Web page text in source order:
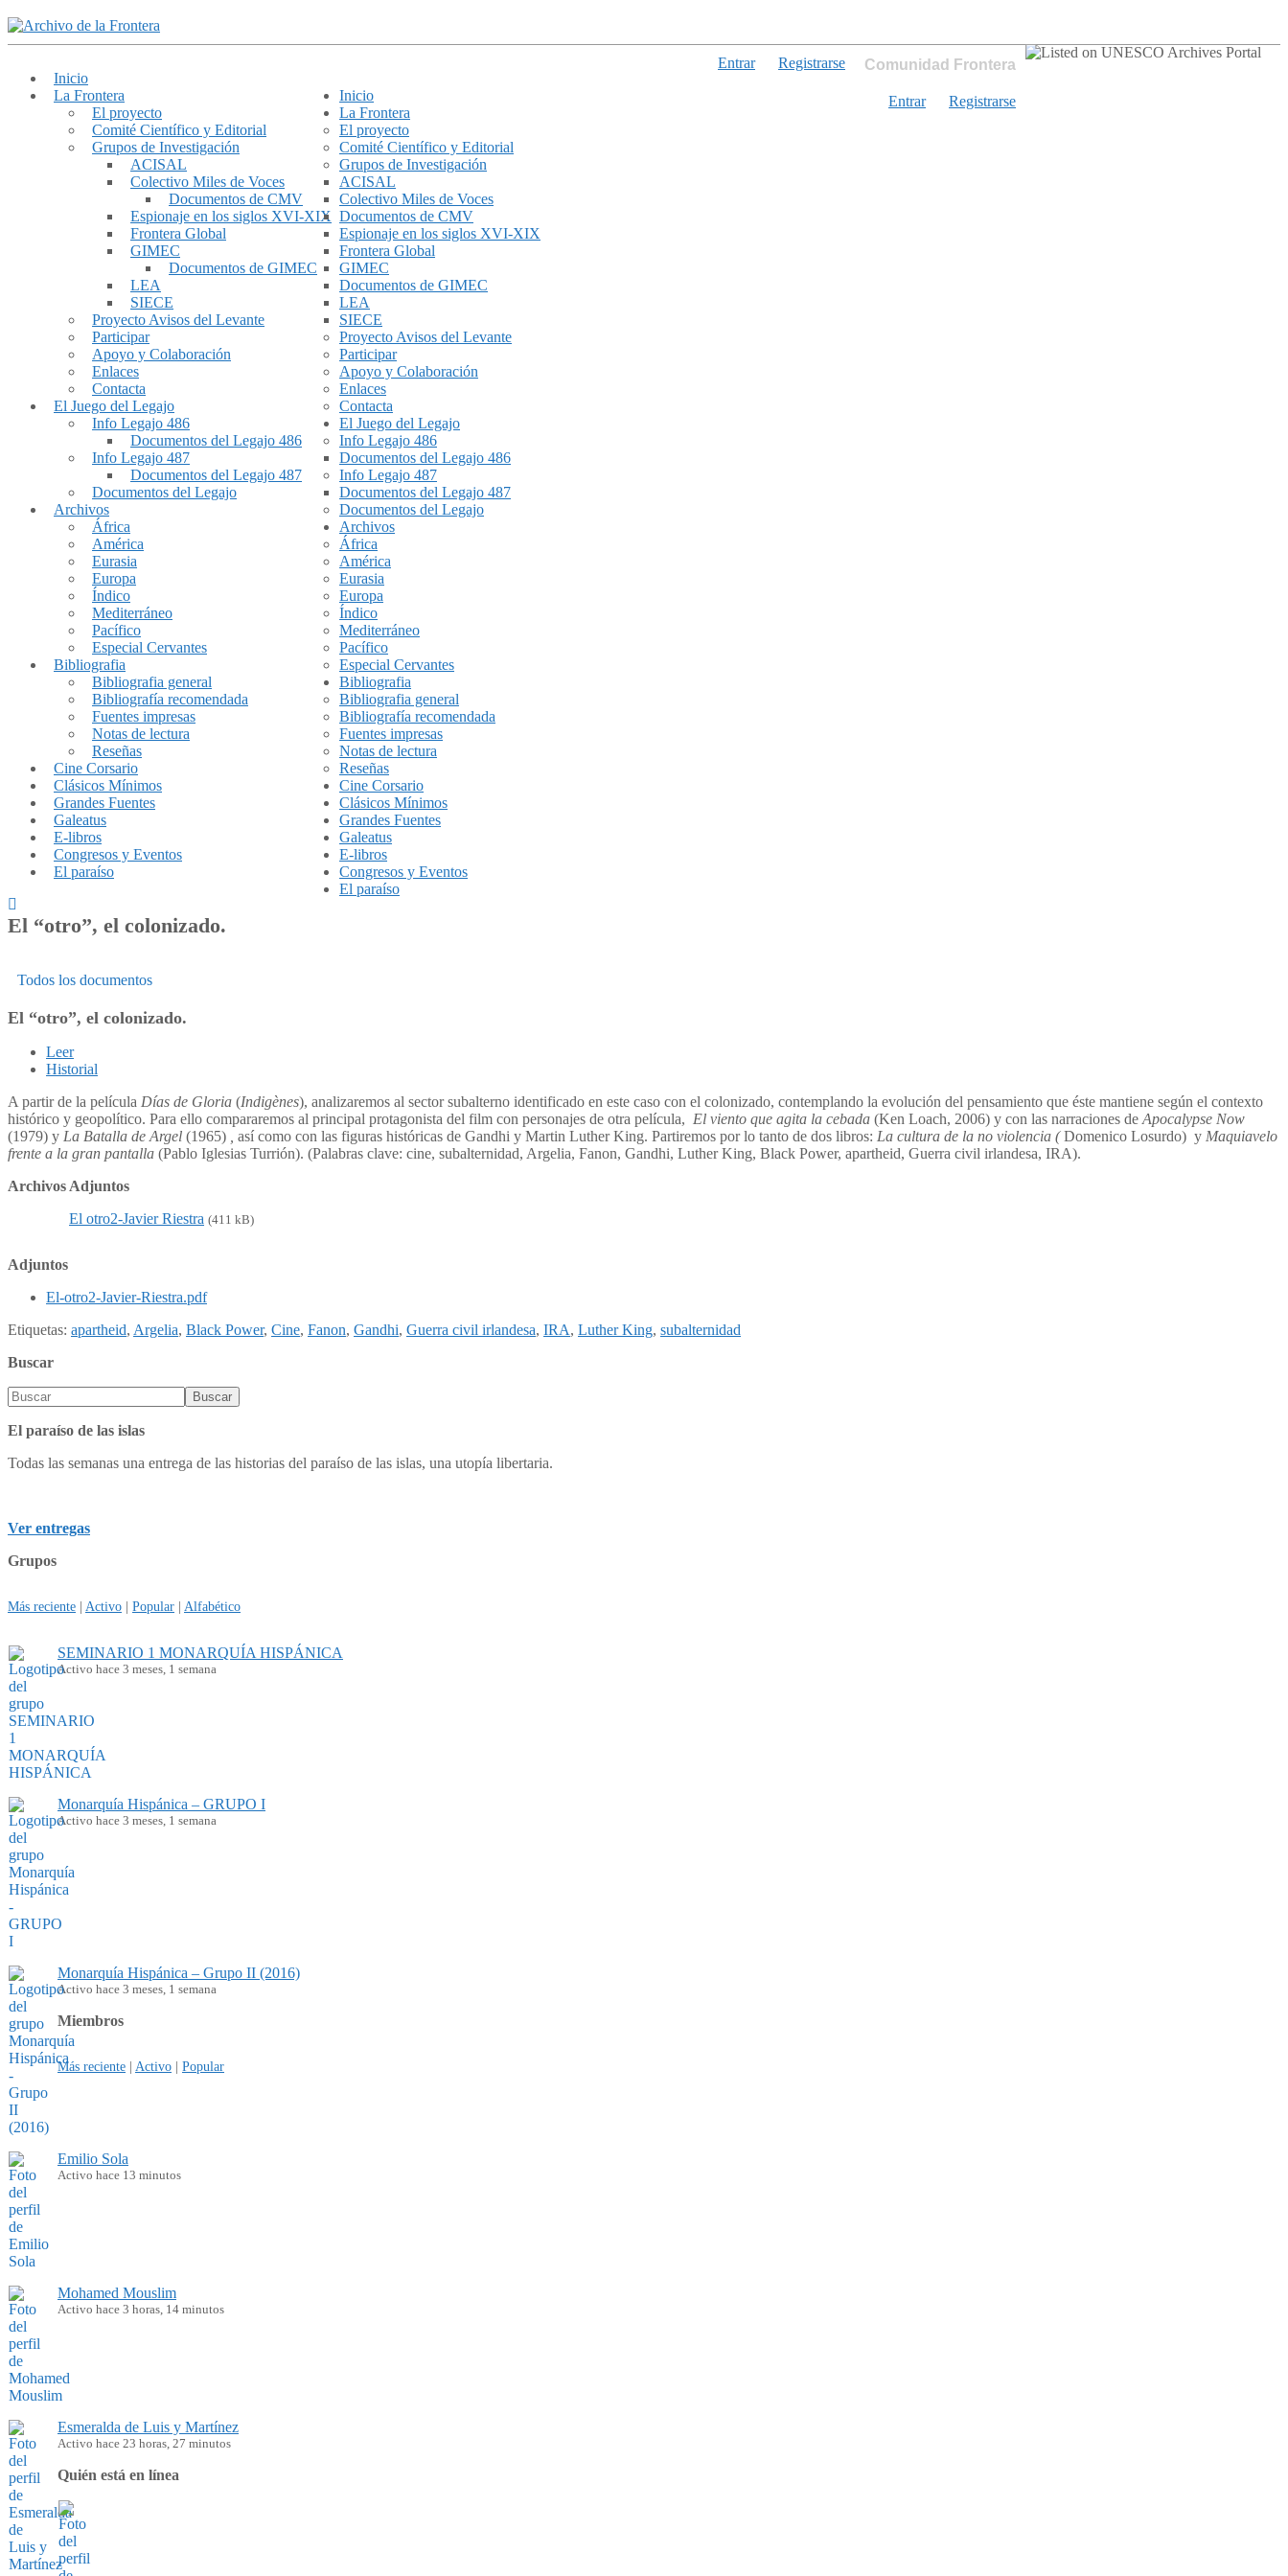
Comunidad Frontera
Entrar Registrarse
Inicio
La Frontera
El proyecto
Comité Científico y Editorial
Grupos de Investigación
ACISAL
Colectivo Miles de Voces
Documentos de CMV
Espionaje en los siglos XVI-XIX
Frontera Global
GIMEC
Documentos de GIMEC
LEA
SIECE
Proyecto Avisos del Levante
Participar
Apoyo y Colaboración
Enlaces
Contacta
El Juego del Legajo
Info Legajo 486
Documentos del Legajo 486
Info Legajo 487
Documentos del Legajo 487
Documentos del Legajo
Archivos
África
América
Eurasia
Europa
Índico
Mediterráneo
Pacífico
Especial Cervantes
Bibliografia
Bibliografia general
Bibliografía recomendada
Fuentes impresas
Notas de lectura
Reseñas
Cine Corsario
Clásicos Mínimos
Grandes Fuentes
Galeatus
E-libros
Congresos y Eventos
El paraíso
Entrar
Registrarse
Inicio
La Frontera
El proyecto
Comité Científico y Editorial
Grupos de Investigación
ACISAL
Colectivo Miles de Voces
Documentos de CMV
Espionaje en los siglos XVI-XIX
Frontera Global
GIMEC
Documentos de GIMEC
LEA
SIECE
Proyecto Avisos del Levante
Participar
Apoyo y Colaboración
Enlaces
Contacta
El Juego del Legajo
Info Legajo 486
Documentos del Legajo 486
Info Legajo 487
Documentos del Legajo 487
Documentos del Legajo
Archivos
África
América
Eurasia
Europa
Índico
Mediterráneo
Pacífico
Especial Cervantes
Bibliografia
Bibliografia general
Bibliografía recomendada
Fuentes impresas
Notas de lectura
Reseñas
Cine Corsario
Clásicos Mínimos
Grandes Fuentes
Galeatus
E-libros
Congresos y Eventos
El paraíso
El “otro”, el colonizado.
Todos los documentos
El “otro”, el colonizado.
Leer
Historial
A partir de la película Días de Gloria (Indigènes), analizaremos al sector subalterno identificado en este caso con el colonizado, contemplando la evolución del pensamiento que éste mantiene según el contexto
histórico y geopolítico. Para ello compararemos al principal protagonista del film con personajes de otra película, El viento que agita la cebada (Ken Loach, 2006) y con las narraciones de Apocalypse Now
(1979) y La Batalla de Argel (1965) así como con las figuras históricas de Gandhi y Martin Luther King. Partiremos por lo tanto de dos libros: La cultura de la no violencia ( Domenico Losurdo) y Maquiavelo
frente a la gran pantalla (Pablo Iglesias Turrión). (Palabras clave: cine, subalternidad, Argelia, Fanon, Gandhi, Luther King, Black Power, apartheid, Guerra civil irlandesa, IRA).
Archivos Adjuntos
El otro2-Javier Riestra (411 kB)
Adjuntos
El-otro2-Javier-Riestra.pdf
Etiquetas: apartheid, Argelia, Black Power, Cine, Fanon, Gandhi, Guerra civil irlandesa, IRA, Luther King, subalternidad
Buscar
El paraíso de las islas
Todas las semanas una entrega de las historias del paraíso de las islas, una utopía libertaria.
Ver entregas
Grupos
Más reciente | Activo | Popular | Alfabético
SEMINARIO 1 MONARQUÍA HISPÁNICA
Activo hace 3 meses, 1 semana
Monarquía Hispánica – GRUPO I
Activo hace 3 meses, 1 semana
Monarquía Hispánica – Grupo II (2016)
Activo hace 3 meses, 1 semana
Miembros
Más reciente | Activo | Popular
Emilio Sola
Activo hace 13 minutos
Mohamed Mouslim
Activo hace 3 horas, 14 minutos
Esmeralda de Luis y Martínez
Activo hace 23 horas, 27 minutos
Quién está en línea